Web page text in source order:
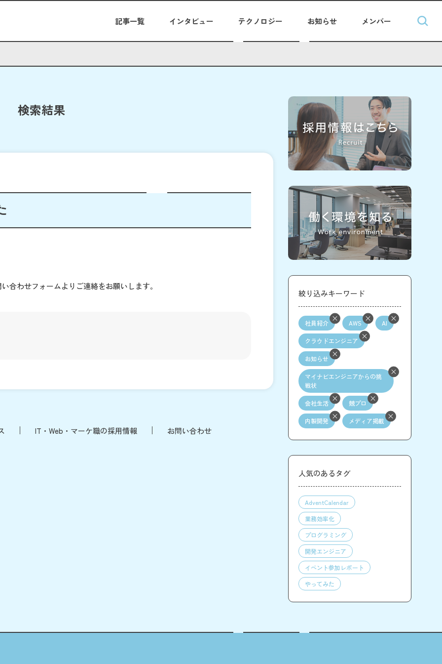
記事一覧 インタビュー テクノロジー お知らせ メンバー
検索結果
合わせフォームよりご連絡をお願いします。
IT・Web・マーケ職の採用情報 お問い合わせ
絞り込みキーワード
社員紹介 AWS AI
クラウドエンジニア
お知らせ
マイナビエンジニアからの挑
戦状
会社生活 競プロ
内製開発 メディア掲載
人気のあるタグ
AdventCalendar
業務効率化
プログラミング
開発エンジニア
イベント参加レポート
やってみた